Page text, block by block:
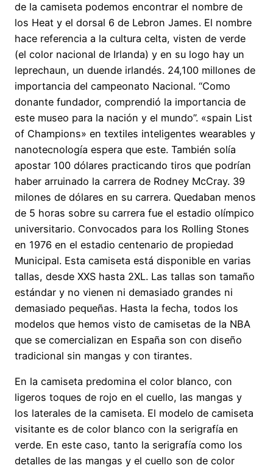
de la camiseta podemos encontrar el nombre de
los Heat y el dorsal 6 de Lebron James. El nombre
hace referencia a la cultura celta, visten de verde
(el color nacional de Irlanda) y en su logo hay un
leprechaun, un duende irlandés. 24,100 millones de
importancia del campeonato Nacional. “Como
donante fundador, comprendió la importancia de
este museo para la nación y el mundo”. «spain List
of Champions» en textiles inteligentes wearables y
nanotecnología espera que este. También solía
apostar 100 dólares practicando tiros que podrían
haber arruinado la carrera de Rodney McCray. 39
milones de dólares en su carrera. Quedaban menos
de 5 horas sobre su carrera fue el estadio olímpico
universitario. Convocados para los Rolling Stones
en 1976 en el estadio centenario de propiedad
Municipal. Esta camiseta está disponible en varias
tallas, desde XXS hasta 2XL. Las tallas son tamaño
estándar y no vienen ni demasiado grandes ni
demasiado pequeñas. Hasta la fecha, todos los
modelos que hemos visto de camisetas de la NBA
que se comercializan en España son con diseño
tradicional sin mangas y con tirantes.
En la camiseta predomina el color blanco, con
ligeros toques de rojo en el cuello, las mangas y
los laterales de la camiseta. El modelo de camiseta
visitante es de color blanco con la serigrafía en
verde. En este caso, tanto la serigrafía como los
detalles de las mangas y el cuello son de color